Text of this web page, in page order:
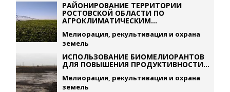
РАЙОНИРОВАНИЕ ТЕРРИТОРИИ
РОСТОВСКОЙ ОБЛАСТИ ПО
АГРОКЛИМАТИЧЕСКИМ...
Мелиорация, рекультивация и охрана
земель
ИСПОЛЬЗОВАНИЕ БИОМЕЛИОРАНТОВ
ДЛЯ ПОВЫШЕНИЯ ПРОДУКТИВНОСТИ...
Мелиорация, рекультивация и охрана
земель